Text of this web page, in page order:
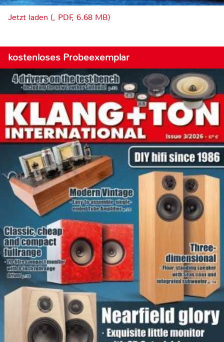
Jetzt laden (, PDF, 6.68 MB)
kostenloses Probeexemplar